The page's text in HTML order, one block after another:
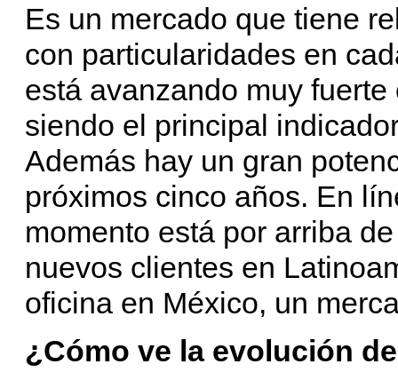
Es un mercado que tiene
con particularidades en
está avanzando muy
siendo el principal
Además hay un gran
próximos cinco años. En
momento está por arriba
nuevos clientes en
oficina en México, un
¿Cómo ve la evolución